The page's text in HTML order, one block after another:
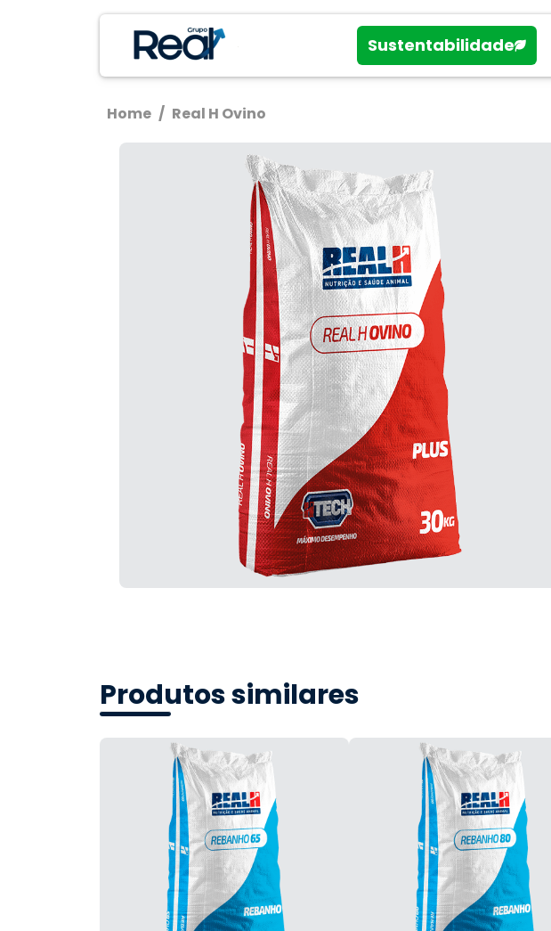
Sustentabilidade
Home / Real H Ovino
Produtos similares